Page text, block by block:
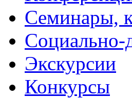
Семинары,
Социально-
Экскурсии
Конкурсы